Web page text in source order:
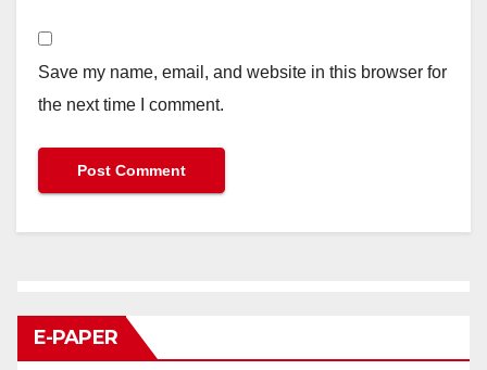
Save my name, email, and website in this browser for
the next time I comment.
E-PAPER